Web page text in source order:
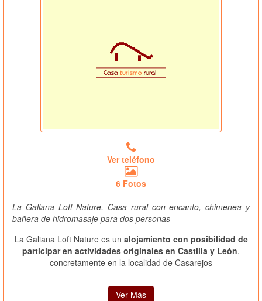
Ver teléfono
6 Fotos
La Galiana Loft Nature, Casa rural con encanto, chimenea y
bañera de hidromasaje para dos personas
La Galiana Loft Nature es un alojamiento con posibilidad de
participar en actividades originales en Castilla y León,
concretamente en la localidad de Casarejos
Ver Más